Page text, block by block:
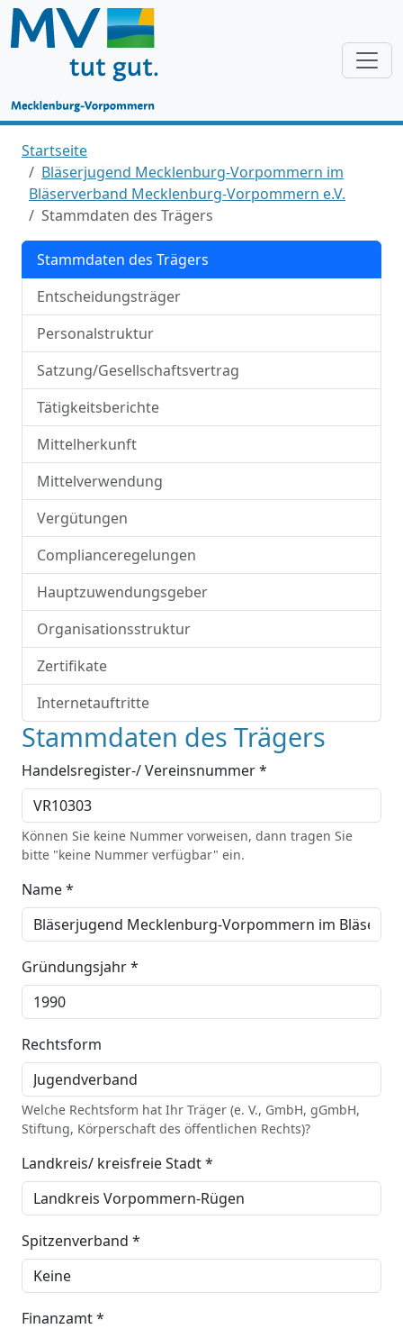
Startseite
Bläserjugend Mecklenburg-Vorpommern im
Bläserverband Mecklenburg-Vorpommern e.V.
Stammdaten des Trägers
Stammdaten des Trägers
Entscheidungsträger
Personalstruktur
Satzung/Gesellschaftsvertrag
Tätigkeitsberichte
Mittelherkunft
Mittelverwendung
Vergütungen
Complianceregelungen
Hauptzuwendungsgeber
Organisationsstruktur
Zertifikate
Internetauftritte
Stammdaten des Trägers
Handelsregister-/ Vereinsnummer *
Können Sie keine Nummer vorweisen, dann tragen Sie
bitte "keine Nummer verfügbar" ein.
Name *
Gründungsjahr *
Rechtsform
Welche Rechtsform hat Ihr Träger (e. V., GmbH, gGmbH,
Stiftung, Körperschaft des öffentlichen Rechts)?
Landkreis/ kreisfreie Stadt *
Spitzenverband *
Finanzamt *